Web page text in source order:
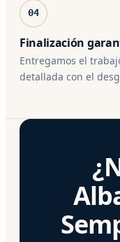
04
Finalización
Entregamos el
detallada con el